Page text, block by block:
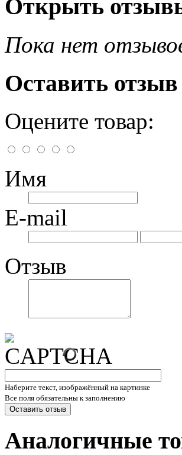
Открыть
Пока нет
Оставить отзыв
Оцените товар:
Имя
E-mail
Отзыв
Наберите текст, изображённый на картинке
Все поля обязательны к заполнению
Аналогичные